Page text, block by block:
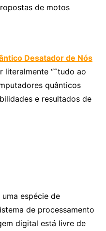
de motos
Desatador de Nós
literalmente “˜tudo ao
quânticos
e resultados de
espécie de
de processamento
digital está livre de